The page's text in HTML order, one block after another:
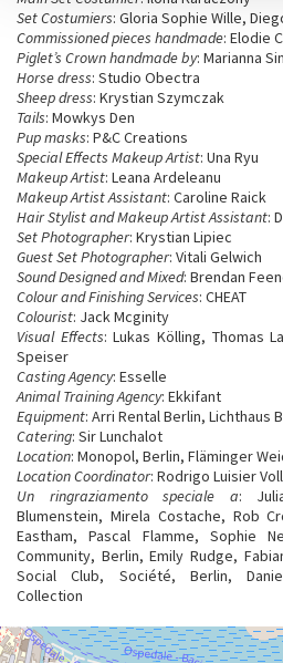
Set Costumiers: Gloria Sophie Wille,
Commissioned pieces handmade: Elodie
Piglet’s Crown handmade by: Marianna
Horse dress: Studio Obectra
Sheep dress: Krystian Szymczak
Tails: Mowkys Den
Pup masks: P&C Creations
Special Effects Makeup Artist: Una Ryu
Makeup Artist: Leana Ardeleanu
Makeup Artist Assistant: Caroline Raick
Hair Stylist and Makeup Artist Assistant:
Set Photographer: Krystian Lipiec
Guest Set Photographer: Vitali Gelwich
Sound Designed and Mixed: Brendan
Colour and Finishing Services: CHEAT
Colourist: Jack Mcginity
Visual Effects: Lukas Kölling, Thomas
Speiser
Casting Agency: Esselle
Animal Training Agency: Ekkifant
Equipment: Arri Rental Berlin, Lichthaus
Catering: Sir Lunchalot
Location: Monopol, Berlin, Fläminger
Location Coordinator: Rodrigo Luisier
Un ringraziamento speciale a:
Blumenstein, Mirela Costache, Rob
Eastham, Pascal Flamme, Sophie
Community, Berlin, Emily Rudge,
Social Club, Société, Berlin,
Collection
ARSENALE